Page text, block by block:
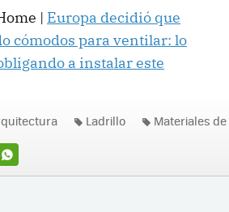
| Europa decidió que
cómodos para ventilar: lo
a instalar este
Ladrillo Materiales